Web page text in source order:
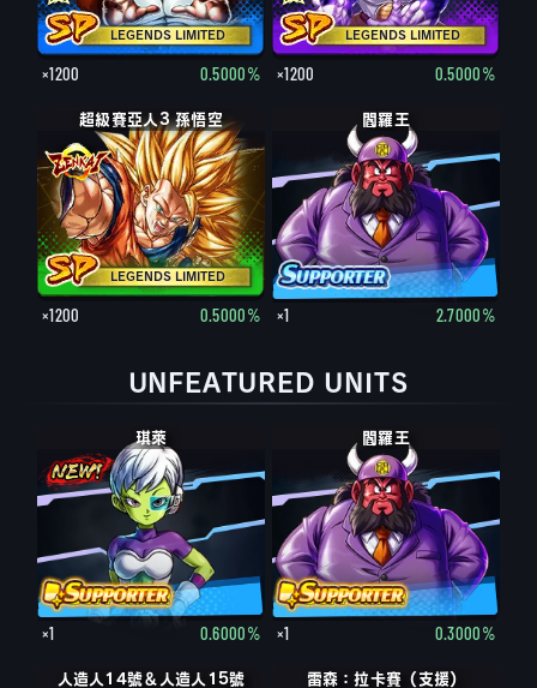
LEGENDS LIMITED
×1200 0.5000%
LEGENDS LIMITED
×1200 0.5000%
LEGENDS LIMITED
超級賽亞人3 孫悟空
×1200 0.5000%
閻羅王
×1 2.7000%
UNFEATURED UNITS
琪萊
×1 0.6000%
閻羅王
×1 0.3000%
人造人14號＆人造人15號
人造人14號＆人造人15號 雷森：拉卡賽（支援）